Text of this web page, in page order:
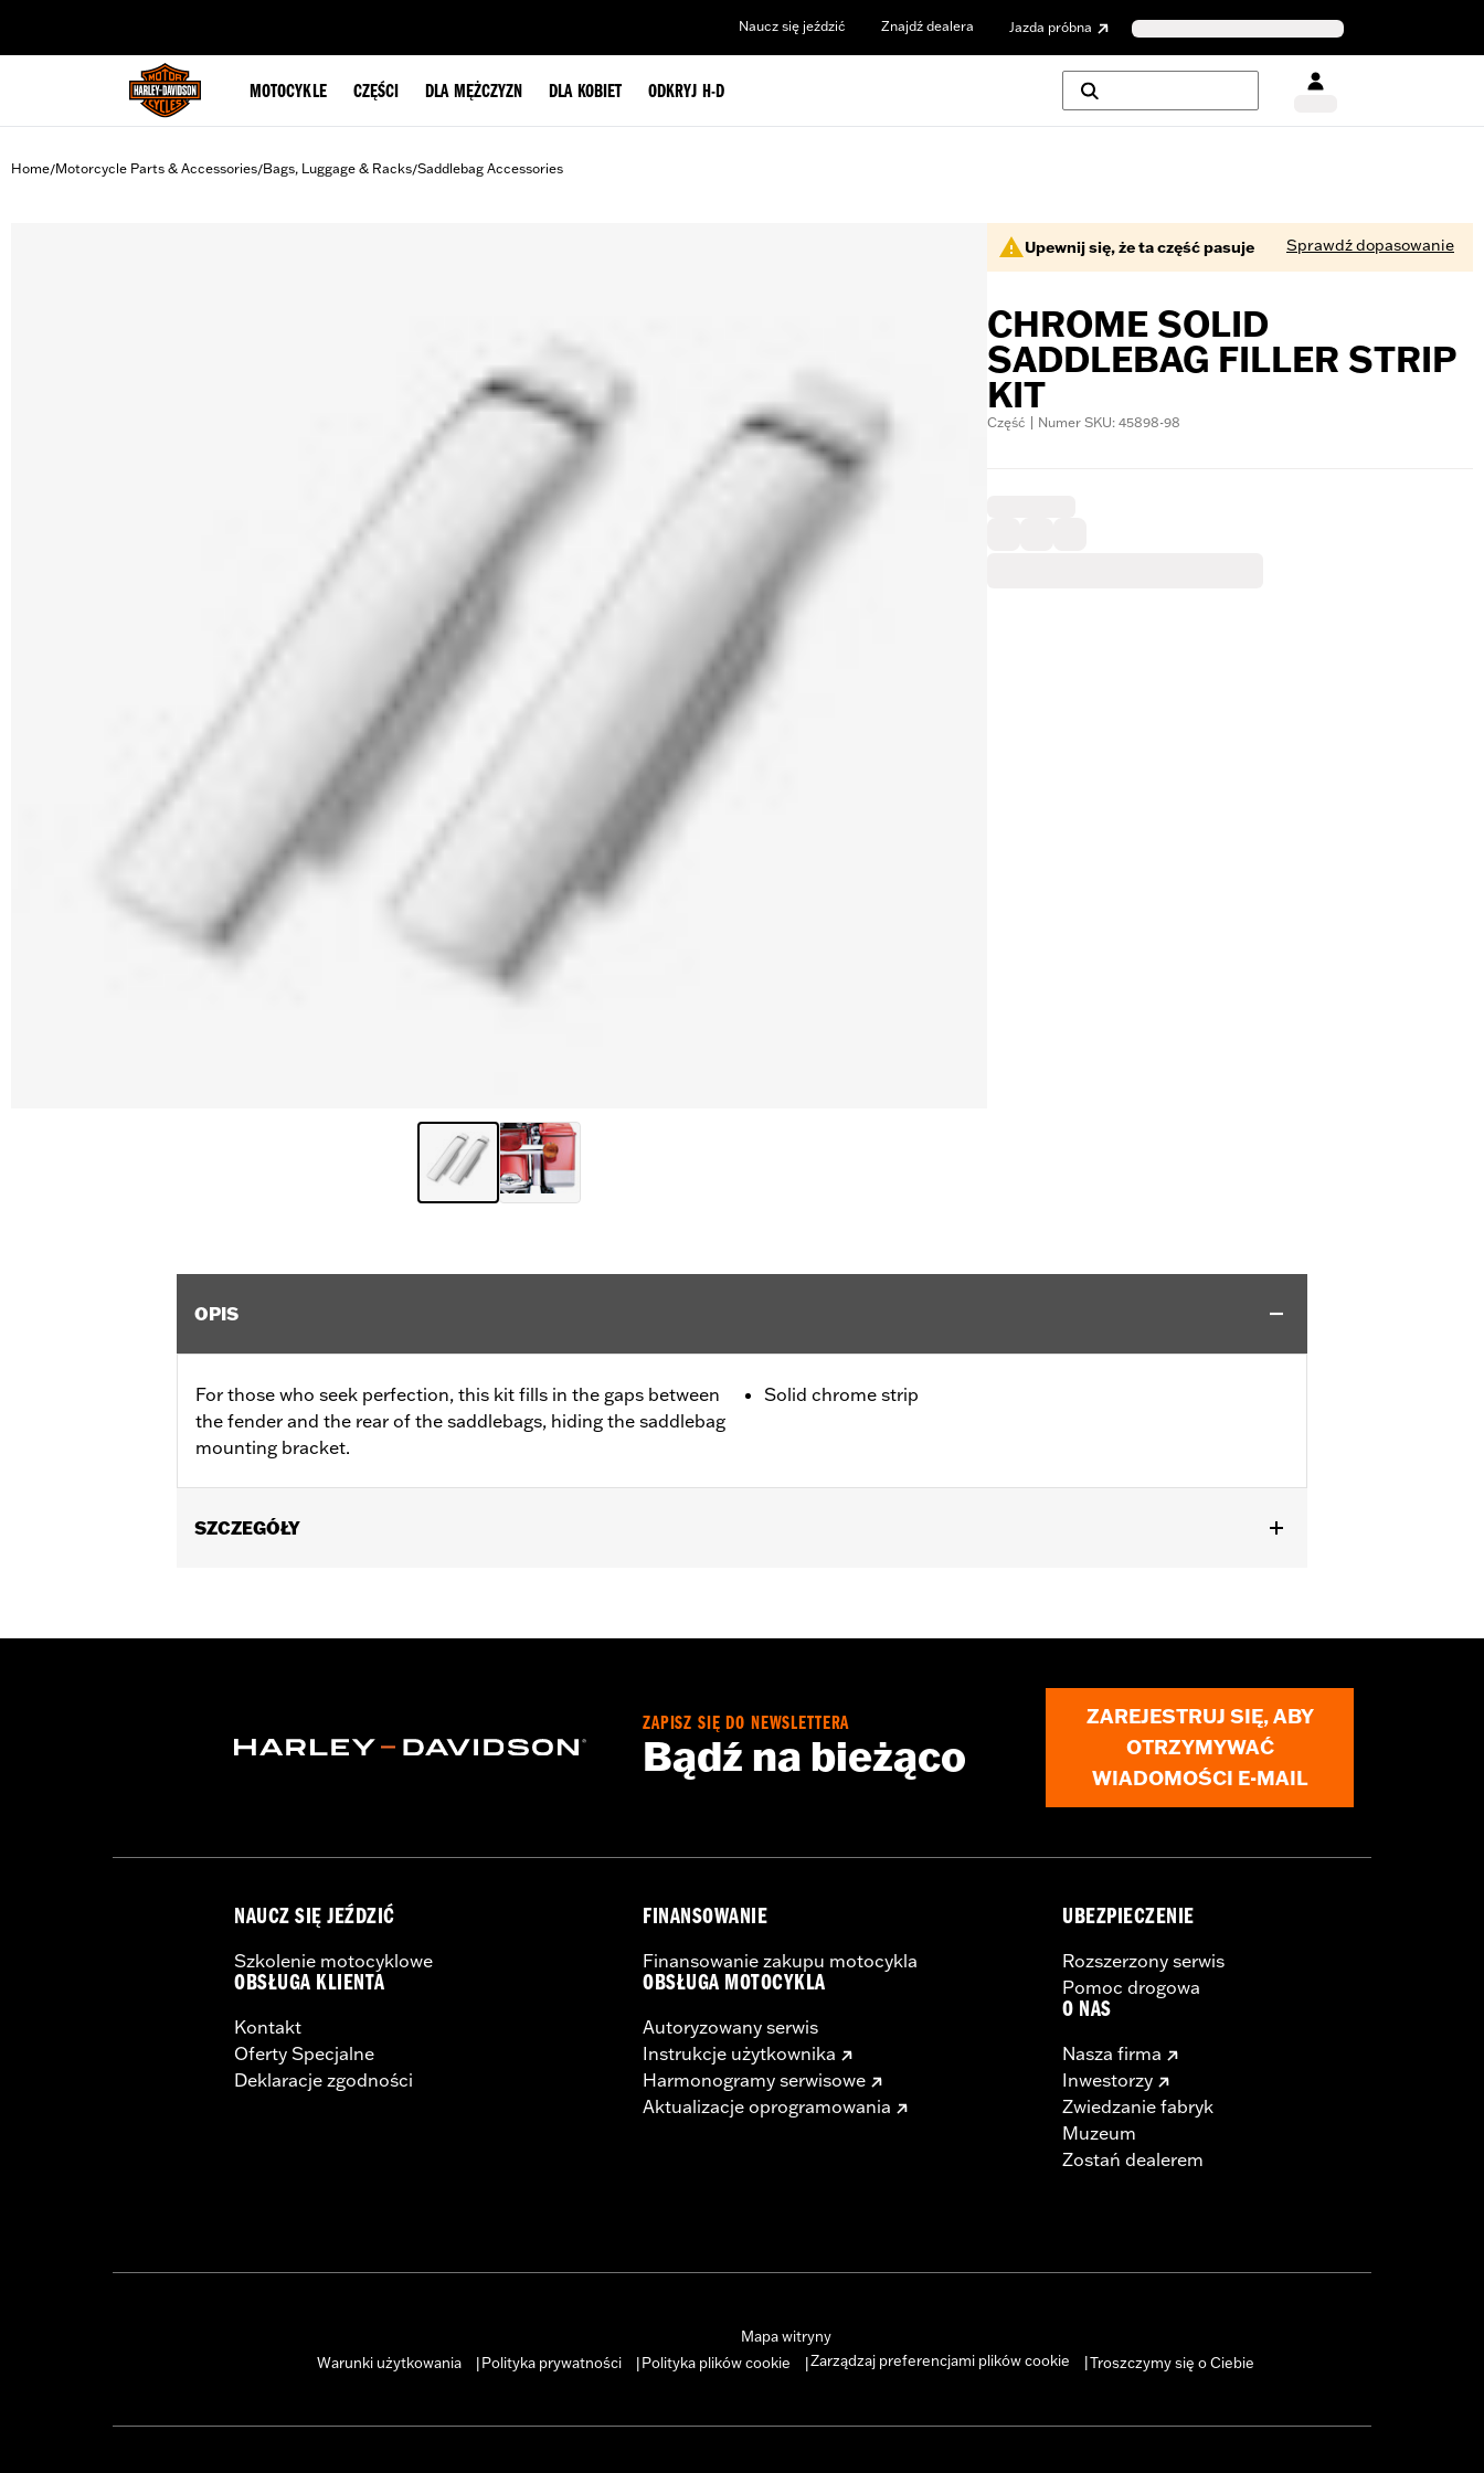
Naucz się jeździć Znajdź dealera Jazda próbna
MOTOCYKLE CZĘŚCI DLA MĘŻCZYZN DLA KOBIET ODKRYJ H-D
Home/Motorcycle Parts & Accessories/Bags, Luggage & Racks/Saddlebag Accessories
Upewnij się, że ta część pasuje Sprawdź dopasowanie
CHROME SOLID
SADDLEBAG FILLER STRIP
KIT
Część | Numer SKU: 45898-98
OPIS
For those who seek perfection, this kit fills in the gaps between
the fender and the rear of the saddlebags, hiding the saddlebag
mounting bracket.
Solid chrome strip
SZCZEGÓŁY
90839-93A, 91216-97 Electra Glo™ Light Rails Leather Saddlebags P/N 90652- 94A, 90843-93 or with Fender Rail P/N 91019-92A. Does
Left and right filler strips, and all necessary hardware
ZAPISZ SIĘ DO NEWSLETTERA
Bądź na bieżąco
ZAREJESTRUJ SIĘ, ABY
OTRZYMYWAĆ
WIADOMOŚCI E-MAIL
NAUCZ SIĘ JEŹDZIĆ
Szkolenie motocyklowe
OBSŁUGA KLIENTA
Kontakt
Oferty Specjalne
Deklaracje zgodności
FINANSOWANIE
Finansowanie zakupu motocykla
OBSŁUGA MOTOCYKLA
Autoryzowany serwis
Instrukcje użytkownika
Harmonogramy serwisowe
Aktualizacje oprogramowania
UBEZPIECZENIE
Rozszerzony serwis
Pomoc drogowa
O NAS
Nasza firma
Inwestorzy
Zwiedzanie fabryk
Muzeum
Zostań dealerem
Mapa witryny
Warunki użytkowania
Polityka prywatności Polityka plików cookie Zarządzaj preferencjami plików cookie Troszczymy się o Ciebie